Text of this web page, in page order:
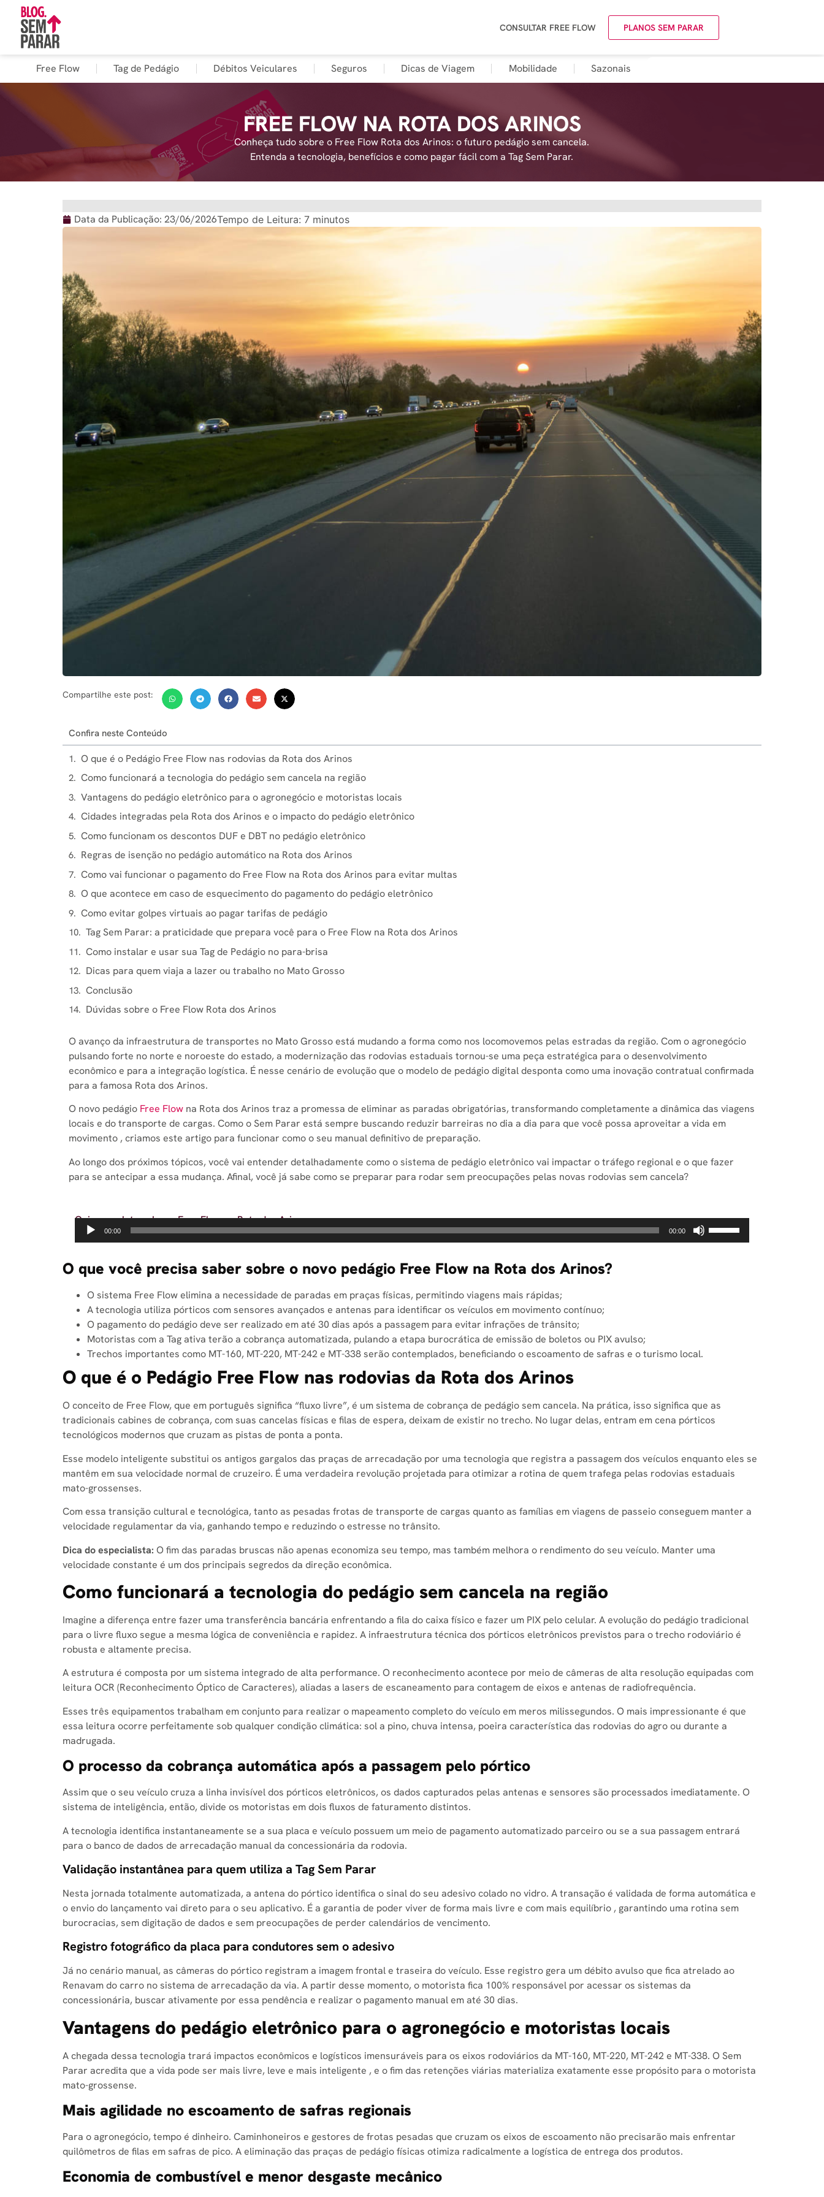
CONSULTAR FREE FLOW PLANOS SEM PARAR
Free Flow Tag de Pedágio Débitos Veiculares Seguros Dicas de Viagem Mobilidade Sazonais
FREE FLOW NA ROTA DOS ARINOS
Conheça tudo sobre o Free Flow Rota dos Arinos: o futuro pedágio sem cancela.
Entenda a tecnologia, benefícios e como pagar fácil com a Tag Sem Parar.
Data da Publicação: 23/06/2026Tempo de Leitura: 7 minutos
Compartilhe este post:
Confira neste Conteúdo
O que é o Pedágio Free Flow nas rodovias da Rota dos Arinos
Como funcionará a tecnologia do pedágio sem cancela na região
Vantagens do pedágio eletrônico para o agronegócio e motoristas locais
Cidades integradas pela Rota dos Arinos e o impacto do pedágio eletrônico
Como funcionam os descontos DUF e DBT no pedágio eletrônico
Regras de isenção no pedágio automático na Rota dos Arinos
Como vai funcionar o pagamento do Free Flow na Rota dos Arinos para evitar multas
O que acontece em caso de esquecimento do pagamento do pedágio eletrônico
Como evitar golpes virtuais ao pagar tarifas de pedágio
Tag Sem Parar: a praticidade que prepara você para o Free Flow na Rota dos Arinos
Como instalar e usar sua Tag de Pedágio no para-brisa
Dicas para quem viaja a lazer ou trabalho no Mato Grosso
Conclusão
Dúvidas sobre o Free Flow Rota dos Arinos
O avanço da infraestrutura de transportes no Mato Grosso está mudando a forma como nos locomovemos pelas estradas da região. Com o agronegócio
pulsando forte no norte e noroeste do estado, a modernização das rodovias estaduais tornou-se uma peça estratégica para o desenvolvimento
econômico e para a integração logística. É nesse cenário de evolução que o modelo de pedágio digital desponta como uma inovação contratual confirmada
para a famosa Rota dos Arinos.
O novo pedágio Free Flow na Rota dos Arinos traz a promessa de eliminar as paradas obrigatórias, transformando completamente a dinâmica das viagens
locais e do transporte de cargas. Como o Sem Parar está sempre buscando reduzir barreiras no dia a dia para que você possa aproveitar a vida em
movimento , criamos este artigo para funcionar como o seu manual definitivo de preparação.
Ao longo dos próximos tópicos, você vai entender detalhadamente como o sistema de pedágio eletrônico vai impactar o tráfego regional e o que fazer
para se antecipar a essa mudança. Afinal, você já sabe como se preparar para rodar sem preocupações pelas novas rodovias sem cancela?
Guia completo sobre o Free Flow na Rota dos Arinos
Tocador
de
00:00 00:00
O que você precisa saber sobre o novo pedágio Free Flow na Rota dos Arinos?
O sistema Free Flow elimina a necessidade de paradas em praças físicas, permitindo viagens mais rápidas;
A tecnologia utiliza pórticos com sensores avançados e antenas para identificar os veículos em movimento contínuo;
O pagamento do pedágio deve ser realizado em até 30 dias após a passagem para evitar infrações de trânsito;
Motoristas com a Tag ativa terão a cobrança automatizada, pulando a etapa burocrática de emissão de boletos ou PIX avulso;
Trechos importantes como MT-160, MT-220, MT-242 e MT-338 serão contemplados, beneficiando o escoamento de safras e o turismo local.
O que é o Pedágio Free Flow nas rodovias da Rota dos Arinos
O conceito de Free Flow, que em português significa “fluxo livre”, é um sistema de cobrança de pedágio sem cancela. Na prática, isso significa que as
tradicionais cabines de cobrança, com suas cancelas físicas e filas de espera, deixam de existir no trecho. No lugar delas, entram em cena pórticos
tecnológicos modernos que cruzam as pistas de ponta a ponta.
Esse modelo inteligente substitui os antigos gargalos das praças de arrecadação por uma tecnologia que registra a passagem dos veículos enquanto eles se
mantêm em sua velocidade normal de cruzeiro. É uma verdadeira revolução projetada para otimizar a rotina de quem trafega pelas rodovias estaduais
mato-grossenses.
Com essa transição cultural e tecnológica, tanto as pesadas frotas de transporte de cargas quanto as famílias em viagens de passeio conseguem manter a
velocidade regulamentar da via, ganhando tempo e reduzindo o estresse no trânsito.
Dica do especialista: O fim das paradas bruscas não apenas economiza seu tempo, mas também melhora o rendimento do seu veículo. Manter uma
velocidade constante é um dos principais segredos da direção econômica.
Como funcionará a tecnologia do pedágio sem cancela na região
Imagine a diferença entre fazer uma transferência bancária enfrentando a fila do caixa físico e fazer um PIX pelo celular. A evolução do pedágio tradicional
para o livre fluxo segue a mesma lógica de conveniência e rapidez. A infraestrutura técnica dos pórticos eletrônicos previstos para o trecho rodoviário é
robusta e altamente precisa.
A estrutura é composta por um sistema integrado de alta performance. O reconhecimento acontece por meio de câmeras de alta resolução equipadas com
leitura OCR (Reconhecimento Óptico de Caracteres), aliadas a lasers de escaneamento para contagem de eixos e antenas de radiofrequência.
Esses três equipamentos trabalham em conjunto para realizar o mapeamento completo do veículo em meros milissegundos. O mais impressionante é que
essa leitura ocorre perfeitamente sob qualquer condição climática: sol a pino, chuva intensa, poeira característica das rodovias do agro ou durante a
madrugada.
O processo da cobrança automática após a passagem pelo pórtico
Assim que o seu veículo cruza a linha invisível dos pórticos eletrônicos, os dados capturados pelas antenas e sensores são processados imediatamente. O
sistema de inteligência, então, divide os motoristas em dois fluxos de faturamento distintos.
A tecnologia identifica instantaneamente se a sua placa e veículo possuem um meio de pagamento automatizado parceiro ou se a sua passagem entrará
para o banco de dados de arrecadação manual da concessionária da rodovia.
Validação instantânea para quem utiliza a Tag Sem Parar
Nesta jornada totalmente automatizada, a antena do pórtico identifica o sinal do seu adesivo colado no vidro. A transação é validada de forma automática e
o envio do lançamento vai direto para o seu aplicativo. É a garantia de poder viver de forma mais livre e com mais equilíbrio , garantindo uma rotina sem
burocracias, sem digitação de dados e sem preocupações de perder calendários de vencimento.
Registro fotográfico da placa para condutores sem o adesivo
Já no cenário manual, as câmeras do pórtico registram a imagem frontal e traseira do veículo. Esse registro gera um débito avulso que fica atrelado ao
Renavam do carro no sistema de arrecadação da via. A partir desse momento, o motorista fica 100% responsável por acessar os sistemas da
concessionária, buscar ativamente por essa pendência e realizar o pagamento manual em até 30 dias.
Vantagens do pedágio eletrônico para o agronegócio e motoristas locais
A chegada dessa tecnologia trará impactos econômicos e logísticos imensuráveis para os eixos rodoviários da MT-160, MT-220, MT-242 e MT-338. O Sem
Parar acredita que a vida pode ser mais livre, leve e mais inteligente , e o fim das retenções viárias materializa exatamente esse propósito para o motorista
mato-grossense.
Mais agilidade no escoamento de safras regionais
Para o agronegócio, tempo é dinheiro. Caminhoneiros e gestores de frotas pesadas que cruzam os eixos de escoamento não precisarão mais enfrentar
quilômetros de filas em safras de pico. A eliminação das praças de pedágio físicas otimiza radicalmente a logística de entrega dos produtos.
Economia de combustível e menor desgaste mecânico